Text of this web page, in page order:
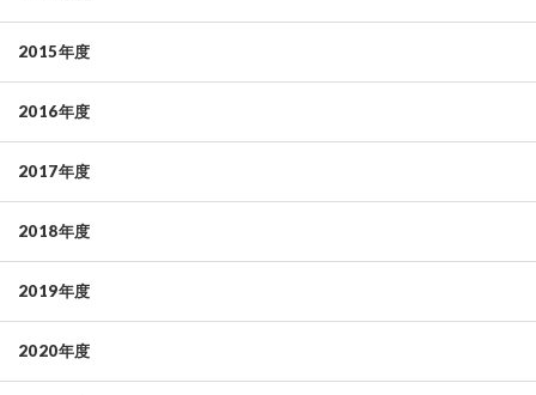
2015年度
2016年度
2017年度
2018年度
2019年度
2020年度